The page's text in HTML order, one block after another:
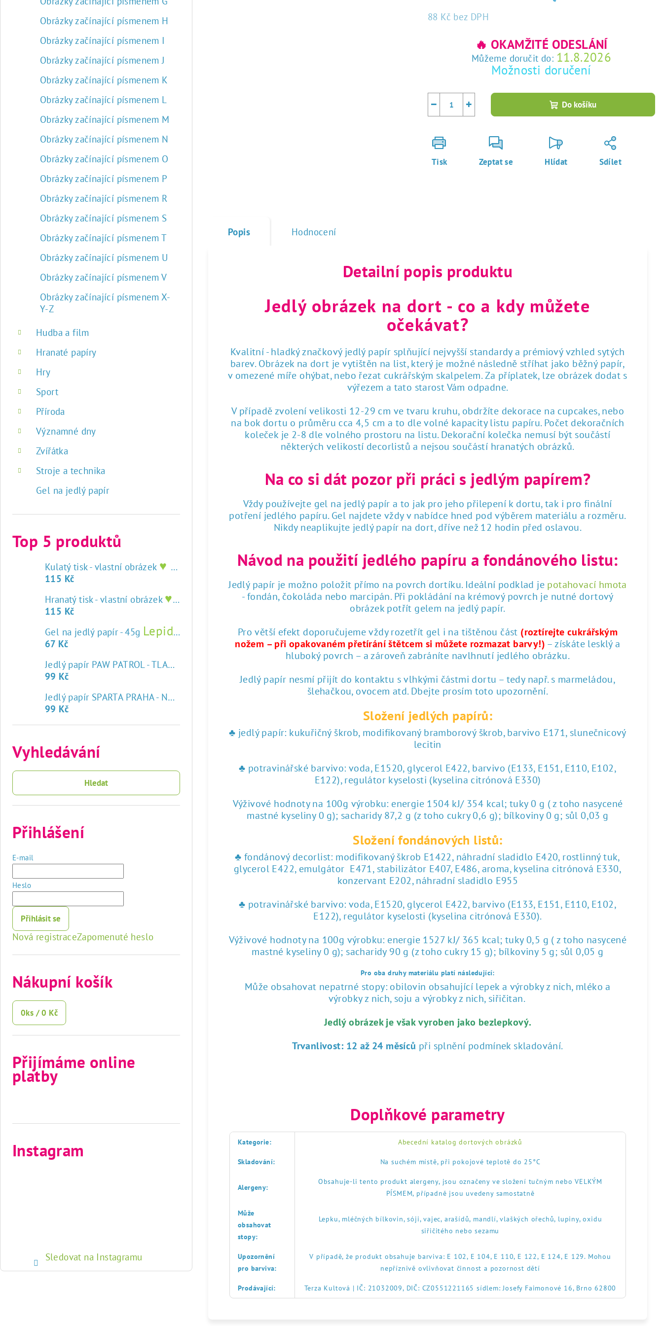
Obrázky začínající písmenem H
Obrázky začínající písmenem I
Obrázky začínající písmenem J
Obrázky začínající písmenem K
Obrázky začínající písmenem L
Obrázky začínající písmenem M
Obrázky začínající písmenem N
Obrázky začínající písmenem O
Obrázky začínající písmenem P
Obrázky začínající písmenem R
Obrázky začínající písmenem S
Obrázky začínající písmenem T
Obrázky začínající písmenem U
Obrázky začínající písmenem V
Obrázky začínající písmenem X-
Y-Z
Hudba a film
Hranaté papíry
Hry
Sport
Příroda
Významné dny
Zvířátka
Stroje a technika
Gel na jedlý papír
Top 5 produktů
Kulatý tisk - vlastní obrázek ♥ tisk na jedlý papír
115 Kč
Hranatý tisk - vlastní obrázek ♥ tisk na jedlý papír
115 Kč
Gel na jedlý papír - 45g Lepidlo na jedlý papír
67 Kč
Jedlý papír PAW PATROL - TLAPKOVÁ PATROLA
♥ tisk na jedlý papír
99 Kč
Jedlý papír SPARTA PRAHA - NOVÝ ZNAK
♥ tisk na jedlý papír
99 Kč
Vyhledávání
Hledat
Přihlášení
E-mail
Heslo
Přihlásit se
Nová registraceZapomenuté heslo
Nákupní košík
0ks /0 Kč
Přijímáme online
platby
Instagram
Sledovat na Instagramu
88 Kč bez DPH
🔥 OKAMŽITÉ ODESLÁNÍ
Můžeme doručit do: 11.8.2026
Možnosti doručení
+
− Do košíku
Tisk Zeptat se Hlídat Sdílet
Popis Hodnocení
Detailní popis produktu
Jedlý obrázek na dort - co a kdy můžete
očekávat?
Kvalitní - hladký značkový jedlý papír splňující nejvyšší standardy a prémiový vzhled sytých
barev. Obrázek na dort je vytištěn na list, který je možné následně stříhat jako běžný papír,
v omezené míře ohýbat, nebo řezat cukrářským skalpelem. Za příplatek, lze obrázek dodat s
výřezem a tato starost Vám odpadne.
V případě zvolení velikosti 12-29 cm ve tvaru kruhu, obdržíte dekorace na cupcakes, nebo
na bok dortu o průměru cca 4,5 cm a to dle volné kapacity listu papíru. Počet dekoračních
koleček je 2-8 dle volného prostoru na listu. Dekorační kolečka nemusí být součástí
některých velikostí decorlistů a nejsou součástí hranatých obrázků.
Na co si dát pozor při práci s jedlým papírem?
Vždy používejte gel na jedlý papír a to jak pro jeho přilepení k dortu, tak i pro finální
potření jedlého papíru. Gel najdete vždy v nabídce hned pod výběrem materiálu a rozměru.
Nikdy neaplikujte jedlý papír na dort, dříve než 12 hodin před oslavou.
Návod na použití jedlého papíru a fondánového listu:
Jedlý papír je možno položit přímo na povrch dortíku. Ideální podklad je potahovací hmota
- fondán, čokoláda nebo marcipán. Při pokládání na krémový povrch je nutné dortový
obrázek potřít gelem na jedlý papír.
Pro větší efekt doporučujeme vždy rozetřít gel i na tištěnou část (roztírejte cukrářským
nožem – při opakovaném přetírání štětcem si můžete rozmazat barvy!) – získáte lesklý a
hluboký povrch – a zároveň zabráníte navlhnutí jedlého obrázku.
Jedlý papír nesmí přijít do kontaktu s vlhkými částmi dortu – tedy např. s marmeládou,
šlehačkou, ovocem atd. Dbejte prosím toto upozornění.
Složení jedlých papírů:
♣ jedlý papír: kukuřičný škrob, modifikovaný bramborový škrob, barvivo E171, slunečnicový
lecitin
♣ potravinářské barvivo: voda, E1520, glycerol E422, barvivo (E133, E151, E110, E102,
E122), regulátor kyselosti (kyselina citrónová E330)
Výživové hodnoty na 100g výrobku: energie 1504 kJ/ 354 kcal; tuky 0 g ( z toho nasycené
mastné kyseliny 0 g); sacharidy 87,2 g (z toho cukry 0,6 g); bílkoviny 0 g; sůl 0,03 g
Složení fondánových listů:
♣ fondánový decorlist: modifikovaný škrob E1422, náhradní sladidlo E420, rostlinný tuk,
glycerol E422, emulgátor E471, stabilizátor E407, E486, aroma, kyselina citrónová E330,
konzervant E202, náhradní sladidlo E955
♣ potravinářské barvivo: voda, E1520, glycerol E422, barvivo (E133, E151, E110, E102,
E122), regulátor kyselosti (kyselina citrónová E330).
Výživové hodnoty na 100g výrobku: energie 1527 kJ/ 365 kcal; tuky 0,5 g ( z toho nasycené
mastné kyseliny 0 g); sacharidy 90 g (z toho cukry 15 g); bílkoviny 5 g; sůl 0,05 g
Pro oba druhy materiálu platí následující:
Může obsahovat nepatrné stopy: obilovin obsahující lepek a výrobky z nich, mléko a
výrobky z nich, soju a výrobky z nich, siřičitan.
Jedlý obrázek je však vyroben jako bezlepkový.
Trvanlivost: 12 až 24 měsíců při splnění podmínek skladování.
Doplňkové parametry
Kategorie: Abecední katalog dortových obrázků
Skladování: Na suchém místě, při pokojové teplotě do 25°C
Alergeny:
Obsahuje-li tento produkt alergeny, jsou označeny ve složení tučným nebo VELKÝM
PÍSMEM, případně jsou uvedeny samostatně
Může
obsahovat
stopy:
Lepku, mléčných bílkovin, sóji, vajec, arašídů, mandlí, vlaškých ořechů, lupiny, oxidu
siřičitého nebo sezamu
Upozornění
pro barviva:
V případě, že produkt obsahuje barviva: E 102, E 104, E 110, E 122, E 124, E 129. Mohou
nepříznivě ovlivňovat činnost a pozornost dětí
Prodávající: Terza Kultová | IČ: 21032009, DIČ: CZ0551221165 sídlem: Josefy Faimonové 16, Brno 62800